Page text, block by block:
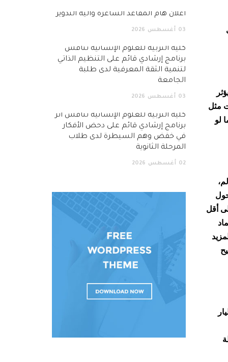
وسيؤثر
مثل
لو
أقل
تمويل المناخ العالمي إلى متوسط سنوي قدره 803 مليار
اعلان هام المقاعد الشاغرة وآلية التدوير
03 أغسطس 2026
كلية التربية للعلوم الإنسانية تناقش
برنامج إرشادي قائم على التنظيم الذاتي
لتنمية الثقة المعرفية لدى طلبة
الجامعة
03 أغسطس 2026
كلية التربية للعلوم الإنسانية تناقش أثر
برنامج إرشادي قائم على دحض الأفكار
في خفض وهم السيطرة لدى طلاب
المرحلة الثانوية
02 أغسطس 2026